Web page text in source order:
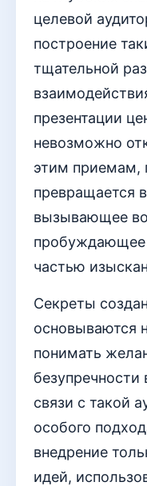
целевой
построение
тщательной
презентации
невозможно
этим приемам,
превращается
вызывающее
пробуждающее
частью
Секреты
основываются
понимать
связи с такой
особого
внедрение
идей,